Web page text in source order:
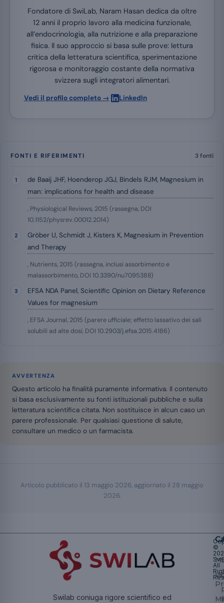
Fondatore di SwiLab, Naram Hasan dedica da oltre
12 anni il proprio lavoro alla medicina funzionale,
all’endocrinologia, alla nutrizione e alla preparazione
fisica. Il suo approccio si basa sulle prove: lettura
critica della letteratura scientifica, sperimentazione
rigorosa e monitoraggio costante della normativa
svizzera sugli integratori alimentari.
Vedi il profilo completo → LinkedIn
FONTI E RIFERIMENTI 3 fonti
de Baaij JHF, Hoenderop JGJ, Bindels RJM, Magnesium in
man: implications for health and disease
, Physiological Reviews, 2015 (rassegna, DOI
10.1152/physrev.00012.2014)
Gröber U, Schmidt J, Kisters K, Magnesium in Prevention
and Therapy
, Nutrients, 2015 (rassegna, inclusi assorbimento e
malassorbimento, DOI 10.3390/nu7095388)
EFSA NDA Panel, Scientific Opinion on Dietary Reference
Values for magnesium
, EFSA Journal, 2015 (parere ufficiale; effetto lassativo dei sali
solubili ad alte dosi, DOI 10.2903/j.efsa.2015.4186)
AVVERTENZA
Questo articolo ha finalità puramente informativa. Il contenuto
si basa esclusivamente su fonti istituzionali pubbliche e sulla
letteratura scientifica citata. Non sostituisce in alcun caso un
parere professionale. Per qualsiasi questione di salute,
consultare un medico o un farmacista.
Articolo pubblicato il 13 maggio 2026, aggiornato il 28 maggio
2026.
Swilab coniuga rigore scientifico ed
©
All